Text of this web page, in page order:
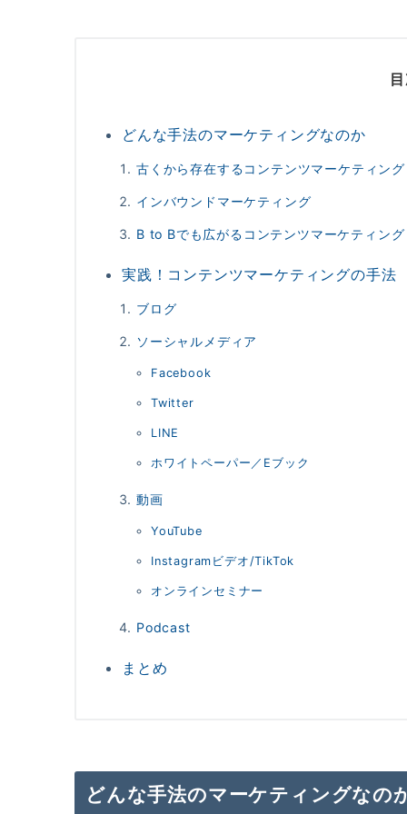
どんな手法のマーケティングなのか
古くから存在するコンテンツマーケティング
インバウンドマーケティング
B to Bでも広がるコンテンツマーケティング
実践！コンテンツマーケティングの手法
ブログ
ソーシャルメディア
Facebook
Twitter
LINE
ホワイトペーパー／Eブック
動画
YouTube
Instagramビデオ/TikTok
オンラインセミナー
Podcast
まとめ
どんな手法のマーケティングなの